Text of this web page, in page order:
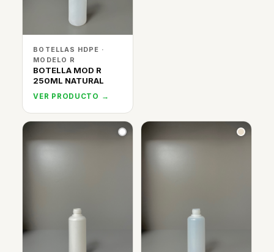
BOTELLAS HDPE ·
MODELO R
BOTELLA MOD R
250ML NATURAL
VER PRODUCTO →